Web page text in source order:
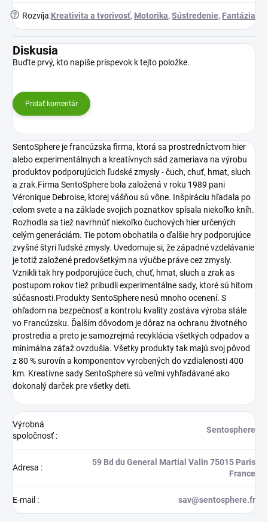
? Rozvíja:Kreativita a tvorivosť, Motorika,Sústredenie, Fantázia
Diskusia
Buďte prvý, kto napíše príspevok k tejto položke.
Pridať komentár
SentoSphere je francúzska firma, ktorá sa prostredníctvom hier
alebo experimentálnych a kreatívnych sád zameriava na výrobu
produktov podporujúcich ľudské zmysly - čuch, chuť, hmat, sluch
a zrak.Firma SentoSphere bola založená v roku 1989 pani
Véronique Debroise, ktorej vášňou sú vône. Inšpiráciu hľadala po
celom svete a na základe svojich poznatkov spísala niekoľko kníh.
Rozhodla sa tiež navrhnúť niekoľko čuchových hier určených
celým generáciám. Tie potom obohatila o ďalšie hry podporujúce
zvyšné štyri ľudské zmysly. Uvedomuje si, že západné vzdelávanie
je totiž založené predovšetkým na výučbe práve cez zmysly.
Vznikli tak hry podporujúce čuch, chuť, hmat, sluch a zrak as
postupom rokov tiež pribudli experimentálne sady, ktoré sú hitom
súčasnosti.Produkty SentoSphere nesú mnoho ocenení. S
ohľadom na bezpečnosť a kontrolu kvality zostáva výroba stále
vo Francúzsku. Ďalším dôvodom je dôraz na ochranu životného
prostredia a preto je samozrejmá recyklácia všetkých odpadov a
minimálna záťaž ovzdušia. Všetky produkty tak majú svoj pôvod
z 80 % surovín a komponentov vyrobených do vzdialenosti 400
km. Kreatívne sady SentoSphere sú veľmi vyhľadávané ako
dokonalý darček pre všetky deti.
Výrobná
spoločnosť:
Sentosphere
Adresa :
59 Bd du General Martial Valin 75015 Paris
France
E-mail : sav@sentosphere.fr